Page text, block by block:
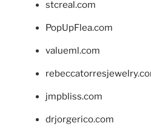
stcreal.com
PopUpFlea.com
valueml.com
jmpbliss.com
drjorgerico.com